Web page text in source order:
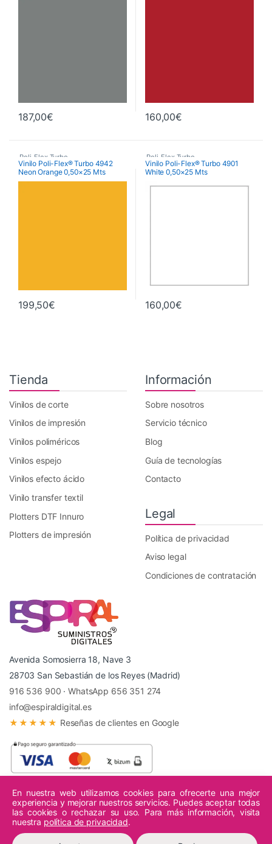
187,00€ 160,00€
Poli-Flex Turbo
Vinilo Transfer Textil
Vinilo Poli-Flex® Turbo 4942
Neon Orange 0,50×25 Mts
199,50€
Poli-Flex Turbo
Vinilo Transfer Textil
Vinilo Poli-Flex® Turbo 4901
White 0,50×25 Mts
160,00€
Tienda
Vinilos de corte
Vinilos de impresión
Vinilos poliméricos
Vinilos espejo
Vinilos efecto ácido
Vinilo transfer textil
Plotters DTF Innuro
Plotters de impresión
Información
Sobre nosotros
Servicio técnico
Blog
Guía de tecnologías
Contacto
Legal
Política de privacidad
Aviso legal
Condiciones de contratación
Avenida Somosierra 18, Nave 3
28703 San Sebastián de los Reyes (Madrid)
916 536 900 ·WhatsApp 656 351 274
info@espiraldigital.es
★★★★★ Reseñas de clientes en Google
© 2026 Espiral Digital - Todos los derechos reservados.
En nuestra web utilizamos cookies para ofrecerte una mejor
experiencia y mejorar nuestros servicios. Puedes aceptar todas
las cookies o rechazar su uso. Para más información, visita
nuestra política de privacidad.